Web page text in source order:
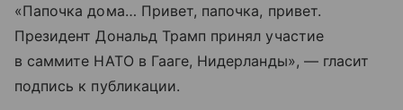
«Папочка дома… Привет, папочка, привет.
Президент Дональд Трамп принял участие
в саммите НАТО в Гааге, Нидерланды», — гласит
подпись к публикации.